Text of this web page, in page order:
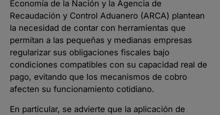
Economía de la Nación y la Agencia de
Recaudación y Control Aduanero (ARCA) plantean
la necesidad de contar con herramientas que
permitan a las pequeñas y medianas empresas
regularizar sus obligaciones fiscales bajo
condiciones compatibles con su capacidad real de
pago, evitando que los mecanismos de cobro
afecten su funcionamiento cotidiano.
En particular, se advierte que la aplicación de